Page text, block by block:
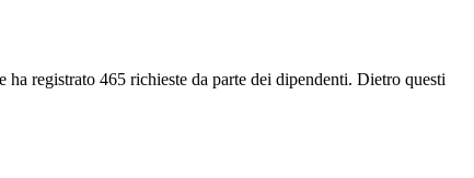
registrato 465 richieste da parte dei dipendenti. Dietro questi